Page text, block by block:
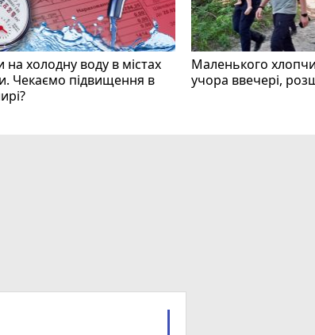
на холодну воду в містах
Чекаємо підвищення в
Маленького
учора ввечері,